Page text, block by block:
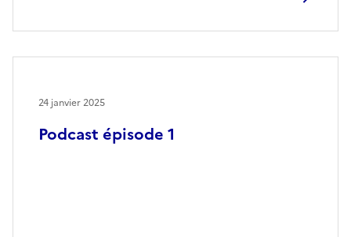
Podcast épisode 1
24 janvier 2025